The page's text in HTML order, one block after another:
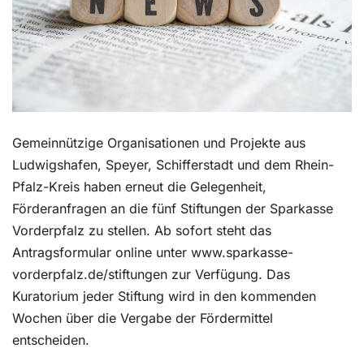
Gemeinnützige Organisationen und Projekte aus
Ludwigshafen, Speyer, Schifferstadt und dem Rhein-
Pfalz-Kreis haben erneut die Gelegenheit,
Förderanfragen an die fünf Stiftungen der Sparkasse
Vorderpfalz zu stellen. Ab sofort steht das
Antragsformular online unter www.sparkasse-
vorderpfalz.de/stiftungen zur Verfügung. Das
Kuratorium jeder Stiftung wird in den kommenden
Wochen über die Vergabe der Fördermittel
entscheiden.